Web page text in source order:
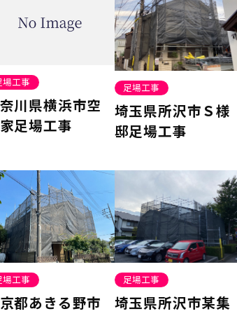
場工事
川県横浜市空
足場工事
足場工事
埼玉県所沢市Ｓ様
邸足場工事
場工事
都あきる野市
足場工事
埼玉県所沢市某集